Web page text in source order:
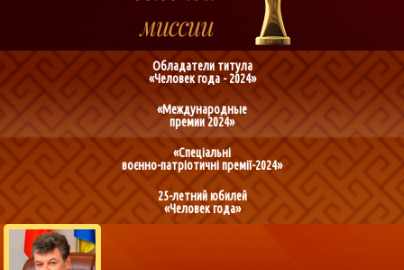
Обладатели титула
«Человек года - 2024»
«Международные
премии 2024»
«Спеціальні
воєнно-патріотичні премії-2024»
25-летний юбилей
«Человек года»